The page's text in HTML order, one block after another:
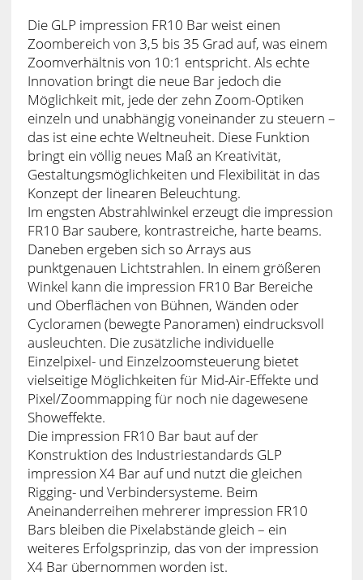
Die GLP impression FR10 Bar weist einen
Zoombereich von 3,5 bis 35 Grad auf, was einem
Zoomverhältnis von 10:1 entspricht. Als echte
Innovation bringt die neue Bar jedoch die
Möglichkeit mit, jede der zehn Zoom-Optiken
einzeln und unabhängig voneinander zu steuern –
das ist eine echte Weltneuheit. Diese Funktion
bringt ein völlig neues Maß an Kreativität,
Gestaltungsmöglichkeiten und Flexibilität in das
Konzept der linearen Beleuchtung.
Im engsten Abstrahlwinkel erzeugt die impression
FR10 Bar saubere, kontrastreiche, harte beams.
Daneben ergeben sich so Arrays aus
punktgenauen Lichtstrahlen. In einem größeren
Winkel kann die impression FR10 Bar Bereiche
und Oberflächen von Bühnen, Wänden oder
Cycloramen (bewegte Panoramen) eindrucksvoll
ausleuchten. Die zusätzliche individuelle
Einzelpixel- und Einzelzoomsteuerung bietet
vielseitige Möglichkeiten für Mid-Air-Effekte und
Pixel/Zoommapping für noch nie dagewesene
Showeffekte.
Die impression FR10 Bar baut auf der
Konstruktion des Industriestandards GLP
impression X4 Bar auf und nutzt die gleichen
Rigging- und Verbindersysteme. Beim
Aneinanderreihen mehrerer impression FR10
Bars bleiben die Pixelabstände gleich – ein
weiteres Erfolgsprinzip, das von der impression
X4 Bar übernommen worden ist.